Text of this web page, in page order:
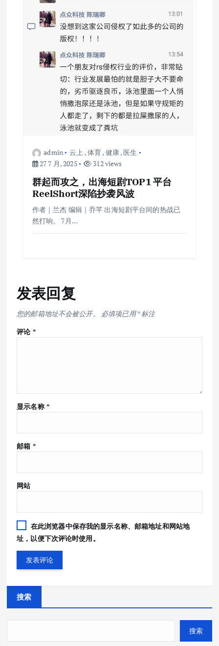
admin 云上 ,体育, 健康, 医生
27 7 月, 2025
312 views
群起而攻之，出海短剧TOP1 平台
ReelShort深陷抄袭风波
作者｜兰杰 编辑｜乔芊 出海短剧平台间的热战已
然打响。 7月…
发表回复
您的邮箱地址不会被公开。 必填项已用*标注
评论 *
显示名称 *
邮箱 *
网站
在此浏览器中保存我的显示名称、邮箱地址和网站地
址，以便下次评论时使用。
搜索
搜索